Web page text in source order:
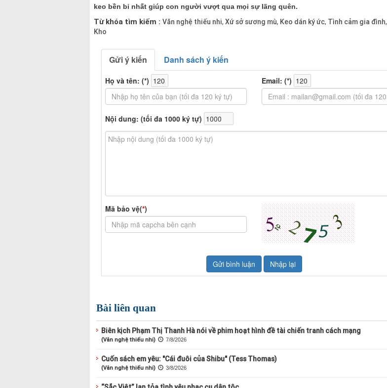
keo bền bỉ nhất giúp con người vượt qua mọi sự lãng quên.
Từ khóa tìm kiếm : Văn nghệ thiếu nhi, Xứ sở sương mù, Keo dán ký ức, Tình cảm gia đình,
Kho
Bài liên quan
Biên kịch Phạm Thị Thanh Hà nói về phim hoạt hình đề tài chiến tranh cách mạng
(Văn nghệ thiếu nhi) 7/8/2026
Cuốn sách em yêu: "Cái đuôi của Shibu" (Tess Thomas)
(Văn nghệ thiếu nhi) 3/8/2026